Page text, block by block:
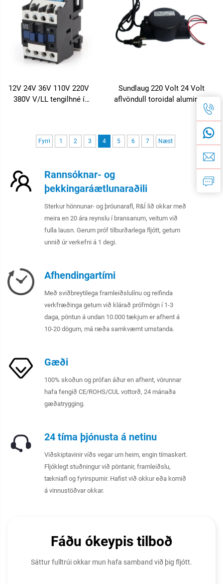
12V 24V 36V 110V 220V
380V V/LL tengilhné í
Sundlaug 220 Volt 24 Volt
aflvöndull toroidal aluminum
Fyrri 1 2 3 4 5 6 7 Næst
Rannsóknar- og
þekkingaráætlunaraðili
Sterkur hönnunar- og þróunarafl, R&Í lið okkar með
meira en 20 ára reynslu í bransanum, veitum við
fulla lausn. Gerum próf tilburðarlega fljótt, getum
unnið úr verkefni á 1 degi.
Afhendingartími
Með sviðbreytilega framleiðslulínu og reifinda
verkfræðinga getum við klárað prófmögn í 1-3
daga, pöntun á undan 10.000 tækjum er afhent á
10-20 dögum, má ræða samkvæmt umstanda.
Gæði
100% skoðun og prófan áður en afhent, vörunnar
hafa fengið CE/ROHS/CUL vottorð, 24 mánaða
gæðatrygging.
24 tíma þjónusta á netinu
Viðskiptavinir víðs vegar um heim, engin tímaskert.
Fljóklegt stuðningur við pöntanir, framleiðslu,
tækniafl og fyrirspurnir. Hafist við okkur eða komið
á vinnustöðvar okkar.
Fáðu ókeypis tilboð
Sáttur fulltrúi okkar mun hafa samband við þig fljótt.